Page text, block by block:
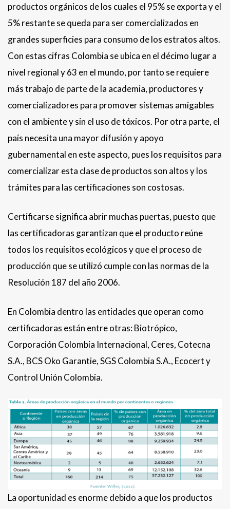
productos orgánicos de los cuales el 95% se exporta y el
5% restante se queda para ser comercializados en
grandes superficies para consumo de los estratos altos.
Con estas cifras Colombia se ubica en el décimo lugar a
nivel regional y 63 en el mundo, por tanto se requiere
más trabajo de parte de la academia, productores y
comercializadores para promover sistemas amigables
con el ambiente y sin el uso de tóxicos. Por otra parte, el
país necesita una mayor difusión y apoyo
gubernamental en este aspecto, pues los requisitos para
comercializar esta clase de productos son altos y los
trámites para las certificaciones son costosas.
Certificarse significa abrir muchas puertas, puesto que
las certificadoras garantizan que el producto reúne
todos los requisitos ecológicos y que el proceso de
producción que se utilizó cumple con las normas de la
Resolución 187 del año 2006.
En Colombia dentro las entidades que operan como
certificadoras están entre otras: Biotrópico,
Corporación Colombia Internacional, Ceres, Cotecna
S.A., BCS Oko Garantie, SGS Colombia S.A., Ecocert y
Control Unión Colombia.
La oportunidad es enorme debido a que los productos